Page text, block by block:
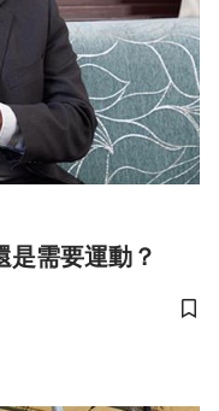
是需要運動？
儲